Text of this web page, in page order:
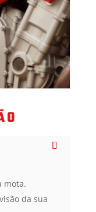
mota.
da sua